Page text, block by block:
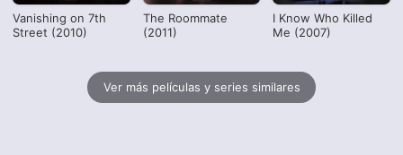
Vanishing on 7th
Street (2010)
The Roommate
(2011)
I Know Who Killed
Me (2007)
Ver más películas y series similares